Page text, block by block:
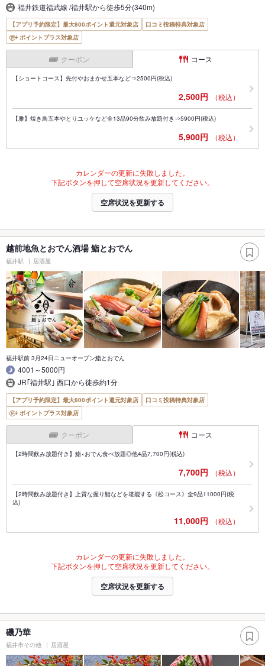
福井鉄道福武線 /福井駅から徒歩5分(340m)
【アプリ予約限定】最大800ポイント還元対象店
口コミ投稿特典対象店
ポイントプラス対象店
クーポン コース
【ショートコース】先付やおまかせ五本など⇒2500円(税込)
2,500円 （税込）
【雅】焼き鳥五本やとりユッケなど全13品90分飲み放題付き⇒5900円(税込)
5,900円 （税込）
カレンダーの更新に失敗しました。
下記ボタンを押して空席状況を更新してください。
空席状況を更新する
越前地魚とおでん酒場 鮨とおでん
福井駅 居酒屋
福井駅前 3月24日ニューオープン鮨とおでん
4001～5000円
JR｢福井駅｣ 西口から徒歩約1分
【アプリ予約限定】最大800ポイント還元対象店
口コミ投稿特典対象店
ポイントプラス対象店
クーポン コース
【2時間飲み放題付き】鮨×おでん食べ放題◎他4品7,700円(税込)
7,700円 （税込）
【2時間飲み放題付き】上質な握り鮨などを堪能する《松コース》全9品11000円(税
込)
11,000円 （税込）
カレンダーの更新に失敗しました。
下記ボタンを押して空席状況を更新してください。
空席状況を更新する
磯乃華
福井市その他 居酒屋